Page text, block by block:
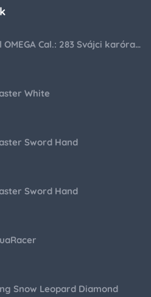
Ritkaság! Acél OMEGA Cal.: 283 Svájci karóra 1953-ból!
White
Sword Hand
Sword Hand
Snow Leopard Diamond